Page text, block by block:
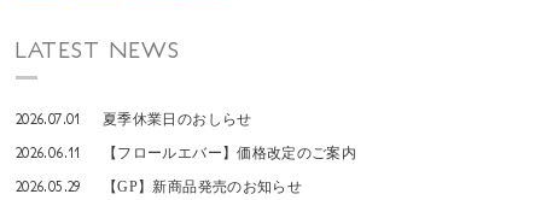
LATEST NEWS
2026.07.01 夏季休業日のおしらせ
2026.06.11 【フロールエバー】価格改定のご案内
2026.05.29 【GP】新商品発売のお知らせ